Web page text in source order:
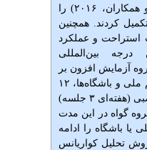
سیستم آزمون وینا (کایزر و همکاران، ۲۰۱۶) را
کردند. همچنین
و عملکرد
بین‌المللی
آزمایش افزون بر
تمرین‌های آماده‌سازی در تیم ملی و باشگاه‌ها، ۱۲
جلسه آموزش پسخوراند عصبی (هفته‌ای ۳ جلسه)
گواه در این مدت
یا باشگاه را ادامه
روش تحلیل کواریانس